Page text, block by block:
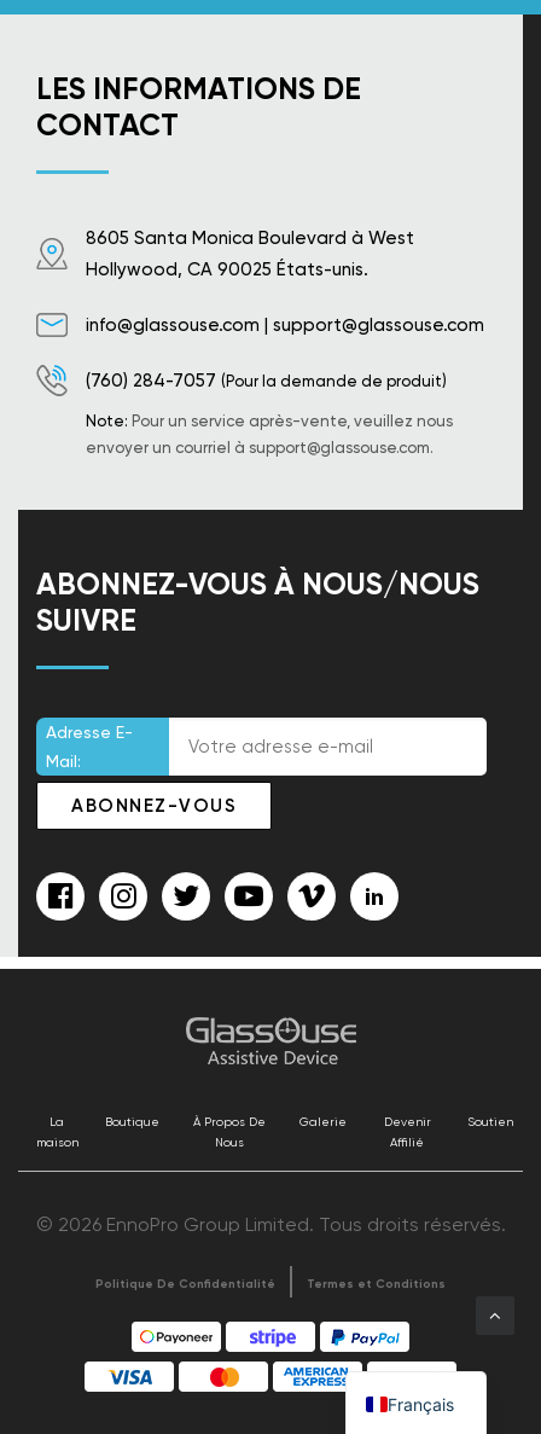
LES INFORMATIONS DE
CONTACT
8605 Santa Monica Boulevard à West
Hollywood, CA 90025 États-unis.
info@glassouse.com | support@glassouse.com
(760) 284-7057 (Pour la demande de produit)
Note: Pour un service après-vente, veuillez nous
envoyer un courriel à support@glassouse.com.
ABONNEZ-VOUS À NOUS/NOUS
SUIVRE
Adresse E-
Mail:
La
maison
Boutique
À Propos De
Nous
Galerie
Devenir
Affilié
Soutien
© 2026 EnnoPro Group Limited. Tous droits réservés.
Politique De Confidentialité Termes et Conditions
Français